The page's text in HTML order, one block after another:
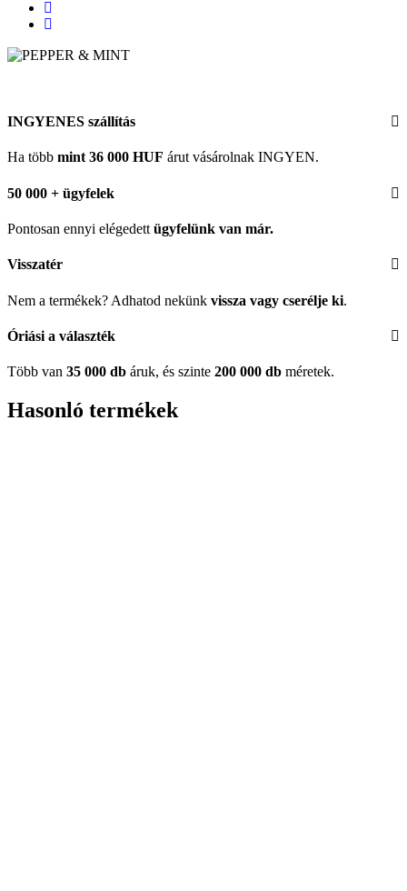
INGYENES szállítás
Ha több mint 36 000 HUF árut vásárolnak INGYEN.
50 000 + ügyfelek
Pontosan ennyi elégedett ügyfelünk van már.
Visszatér
Nem a termékek? Adhatod nekünk vissza vagy cserélje ki.
Óriási a választék
Több van 35 000 db áruk, és szinte 200 000 db méretek.
Hasonló termékek